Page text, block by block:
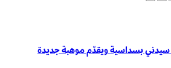
بسداسية ويقدّم موهبة جديدة